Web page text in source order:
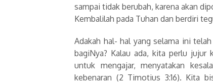
sampai tidak berubah, karena akan
Kembalilah pada Tuhan dan berdiri
Adakah hal- hal yang selama ini
bagiNya? Kalau ada, kita perlu jujur
untuk mengajar, menyatakan
kebenaran (2 Timotius 3:16). Kita